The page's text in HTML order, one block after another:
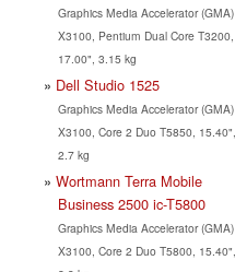
Graphics Media Accelerator (GMA)
X3100, Pentium Dual Core T3200,
17.00", 3.15 kg
Dell Studio 1525
Graphics Media Accelerator (GMA)
X3100, Core 2 Duo T5850, 15.40",
2.7 kg
Wortmann Terra Mobile
Business 2500 ic-T5800
Graphics Media Accelerator (GMA)
X3100, Core 2 Duo T5800, 15.40",